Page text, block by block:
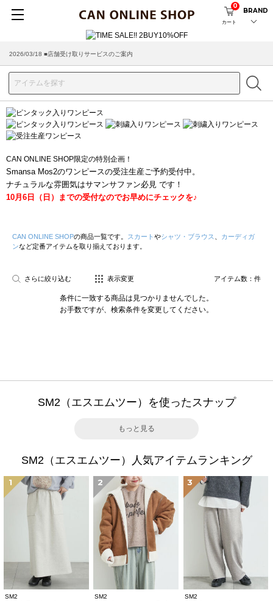
カート
0
BRAND
2026/03/18 ■店舗受け取りサービスのご案内
CAN ONLINE SHOP限定の特別企画！
Smansa Mos2のワンピースの受注生産ご予約受付中。
ナチュラルな雰囲気はサマンサファン必見 です！
10月6日（日）までの受付なのでお早めにチェックを♪
CAN ONLINE SHOPの商品一覧です。 スカート やシャツ・ブラウス
カーディガ
ンなど定番アイテムを取り揃えております。
さらに絞り込む 表示変更 アイテム数： 件
条件に一致する商品は見つかりませんでした。
お手数ですが、検索条件を変更してください。
SM2（エスエムツー）を使ったスナップ
もっと見る
SM2（エスエムツー）人気アイテムランキング
1
SM2
2
SM2
3
SM2